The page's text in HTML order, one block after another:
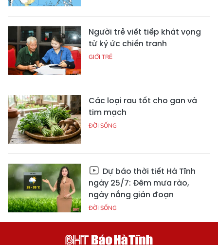
Người trẻ viết tiếp khát vọng
từ ký ức chiến tranh
GIỚI TRẺ
Các loại rau tốt cho gan và
tim mạch
ĐỜI SỐNG
Dự báo thời tiết Hà Tĩnh
ngày 25/7: Đêm mưa rào,
ngày nắng gián đoạn
ĐỜI SỐNG